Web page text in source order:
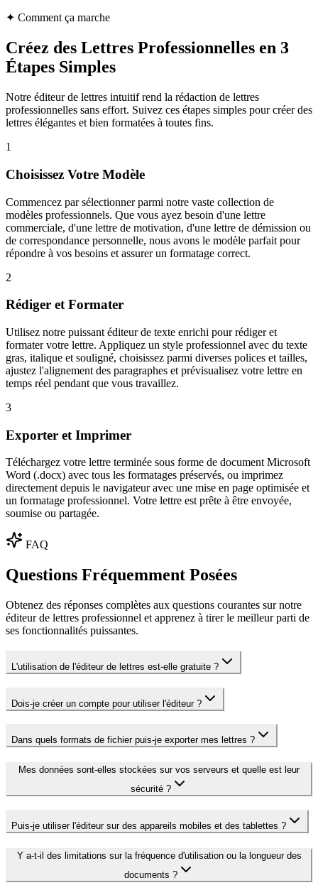
✦ Comment ça marche
Créez des Lettres Professionnelles en 3
Étapes Simples
Notre éditeur de lettres intuitif rend la rédaction de lettres
professionnelles sans effort. Suivez ces étapes simples pour créer des
lettres élégantes et bien formatées à toutes fins.
1
Choisissez Votre Modèle
Commencez par sélectionner parmi notre vaste collection de
modèles professionnels. Que vous ayez besoin d'une lettre
commerciale, d'une lettre de motivation, d'une lettre de démission ou
de correspondance personnelle, nous avons le modèle parfait pour
répondre à vos besoins et assurer un formatage correct.
2
Rédiger et Formater
Utilisez notre puissant éditeur de texte enrichi pour rédiger et
formater votre lettre. Appliquez un style professionnel avec du texte
gras, italique et souligné, choisissez parmi diverses polices et tailles,
ajustez l'alignement des paragraphes et prévisualisez votre lettre en
temps réel pendant que vous travaillez.
3
Exporter et Imprimer
Téléchargez votre lettre terminée sous forme de document Microsoft
Word (.docx) avec tous les formatages préservés, ou imprimez
directement depuis le navigateur avec une mise en page optimisée et
un formatage professionnel. Votre lettre est prête à être envoyée,
soumise ou partagée.
FAQ
Questions Fréquemment Posées
Obtenez des réponses complètes aux questions courantes sur notre
éditeur de lettres professionnel et apprenez à tirer le meilleur parti de
ses fonctionnalités puissantes.
L'utilisation de l'éditeur de lettres est-elle gratuite ?
Dois-je créer un compte pour utiliser l'éditeur ?
Dans quels formats de fichier puis-je exporter mes lettres ?
Mes données sont-elles stockées sur vos serveurs et quelle est leur
sécurité ?
Puis-je utiliser l'éditeur sur des appareils mobiles et des tablettes ?
Y a-t-il des limitations sur la fréquence d'utilisation ou la longueur des
documents ?